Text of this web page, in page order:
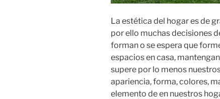
La estética del hogar es de
por ello muchas decisiones
forman o se espera que
espacios en casa,
supere por lo menos
apariencia, forma, colores,
elemento de en nuestros